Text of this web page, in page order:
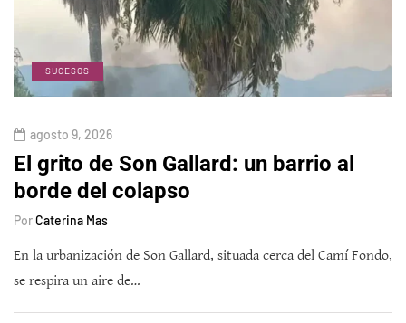
SUCESOS
agosto 9, 2026
El grito de Son Gallard: un barrio al
borde del colapso
PorCaterina Mas
En la urbanización de Son Gallard, situada cerca del Camí Fondo,
se respira un aire de…